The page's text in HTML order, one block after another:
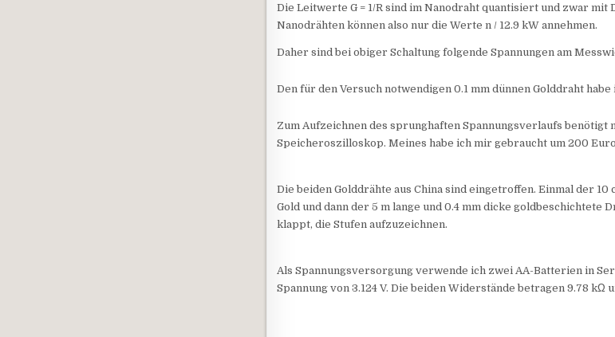
Die Leitwerte G = 1/R sind im Nanodraht quantisiert und zwar mit
Nanodrähten können also nur die Werte n / 12.9 kW annehmen.
Daher sind bei obiger Schaltung folgende Spannungen am
Den für den Versuch notwendigen 0.1 mm dünnen Golddraht
Zum Aufzeichnen des sprunghaften Spannungsverlaufs benötigt
Speicheroszilloskop. Meines habe ich mir gebraucht um 200
Die beiden Golddrähte aus China sind eingetroffen. Einmal der 10
Gold und dann der 5 m lange und 0.4 mm dicke goldbeschichtete
klappt, die Stufen aufzuzeichnen.
Als Spannungsversorgung verwende ich zwei AA-Batterien in
Spannung von 3.124 V. Die beiden Widerstände betragen 9.78 kΩ